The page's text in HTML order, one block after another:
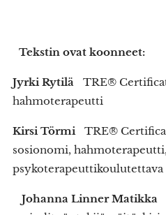
Tekstin ovat koonneet:
Jyrki Rytilä
TRE®
hahmoterapeutti
Kirsi Törmi
TRE®
sosionomi, hahmoterapeutti,
psykoterapeuttikoulutettava
Johanna Linner Matikka